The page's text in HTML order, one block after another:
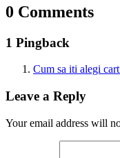
0 Comments
1 Pingback
Cum sa iti alegi
Leave a Reply
Your email address will